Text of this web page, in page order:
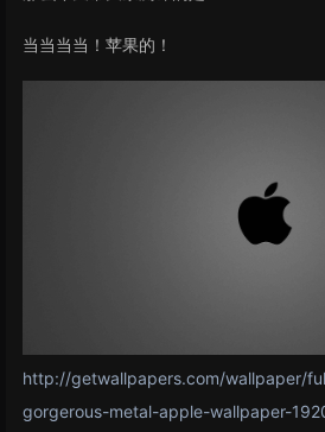
当当当当！苹果的！
http://getwallpapers.com/wallpaper/
gorgerous-metal-apple-wallpaper-